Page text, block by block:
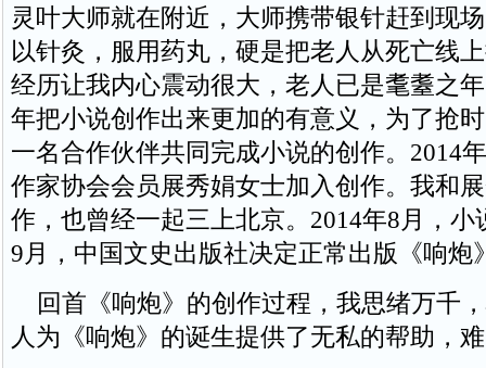
灵叶大师就在附近，大师携带银针赶到现
以针灸，服用药丸，硬是把老人从死亡线
经历让我内心震动很大，老人已是耄耋之
年把小说创作出来更加的有意义，为了抢
一名合作伙伴共同完成小说的创作。2014
作家协会会员展秀娟女士加入创作。我和
作，也曾经一起三上北京。2014年8月，小
9月，中国文史出版社决定正常出版《响炮
回首《响炮》的创作过程，我思绪万千
人为《响炮》的诞生提供了无私的帮助，